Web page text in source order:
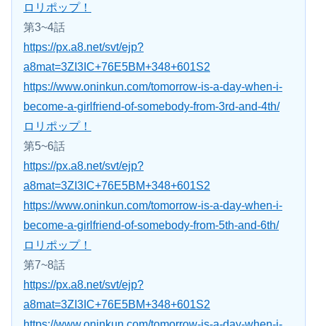
ロリポップ！
第3~4話
https://px.a8.net/svt/ejp?
a8mat=3ZI3IC+76E5BM+348+601S2
https://www.oninkun.com/tomorrow-is-a-day-when-i-
become-a-girlfriend-of-somebody-from-3rd-and-4th/
ロリポップ！
第5~6話
https://px.a8.net/svt/ejp?
a8mat=3ZI3IC+76E5BM+348+601S2
https://www.oninkun.com/tomorrow-is-a-day-when-i-
become-a-girlfriend-of-somebody-from-5th-and-6th/
ロリポップ！
第7~8話
https://px.a8.net/svt/ejp?
a8mat=3ZI3IC+76E5BM+348+601S2